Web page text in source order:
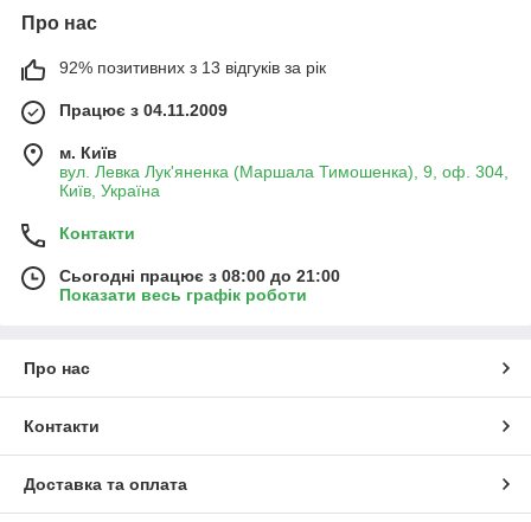
Про нас
92% позитивних з 13 відгуків за рік
Працює з 04.11.2009
м. Київ
вул. Левка Лук'яненка (Маршала Тимошенка), 9, оф. 304,
Київ, Україна
Контакти
Сьогодні працює з 08:00 до 21:00
Показати весь графік роботи
Про нас
Контакти
Доставка та оплата